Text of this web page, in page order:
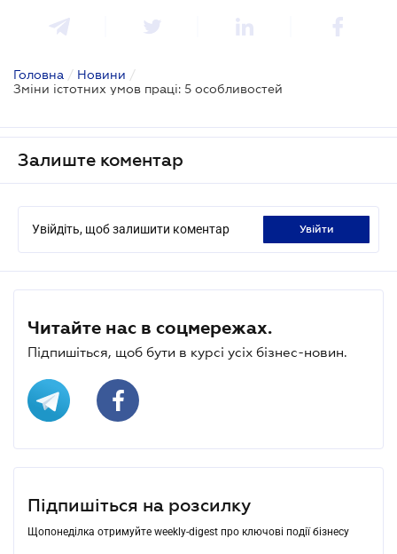
Головна / Новини /
Зміни істотних умов праці: 5 особливостей
Залиште коментар
Увійдіть, щоб залишити коментар увійти
Читайте нас в соцмережах.
Підпишіться, щоб бути в курсі усіх бізнес-новин.
Підпишіться на розсилку
Щопонеділка отримуйте weekly-digest про ключові події бізнесу